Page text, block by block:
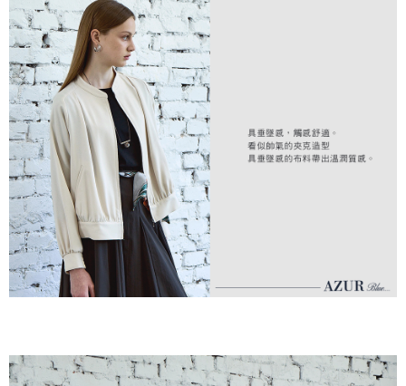
１．於結帳方式選擇「AFTEE先享後付」後，將跳轉至「AFTEE先享後付」
結帳頁面，進行簡訊認證並確認金額後，即可完成結帳。
２．訂單成立數日內，您將收到繳費通知簡訊。
３．收到繳費通知簡訊後14天內，點擊此簡訊中的連結，可透過四大超商／
ATM／網路銀行／等多元方式進行付款，方視為交易完成。
※ 請注意：結帳手續完成當下不需立刻繳費，但若您需要取消訂單，請聯絡
購買商品的店家。未經商家同意取消之訂單仍視為有效，需透過AFTEE先享
後付繳納相關費用。
※ 交易是否成功請以「AFTEE先享後付 」之結帳頁面顯示為準，若有關於
是否繳費成功／繳費後需取消欲退款等相關疑問，請聯繫「AFTEE先享後付
客戶支援中心」 https://netprotections.freshdesk.com/support/home
【注意事項】
１．透過由恩沛科技股份有限公司提供之「AFTEE先享後付」服務完成之交
易，需依本服務之必要範圍內提供個人資料，並將交易相關給付款項請求債
權轉讓予恩沛科技股份有限公司。
２．關於個人資料處理事宜，請瀏覽以下網址：
https://aftee.tw/terms/#terms3
３．未成年的使用者請事先徵得法定代理人或監護人之同意方可使用
時審查核予不同之上限額度；若仍有額度不足之情形，本公司將視審查結果
請求用戶進行身份認證。
每筆NT$60，滿NT$2,000(含以上)免運費
7-11--滿2000元免運
每筆NT$60，滿NT$2,000(含以上)免運費
付款後7-11取貨---滿2000元免運
每筆NT$60，滿NT$2,000(含以上)免運費
宅配-滿2000元免運
每筆NT$120，滿NT$2,000(含以上)免運費